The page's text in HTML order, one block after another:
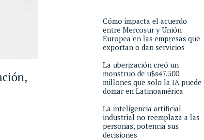
Cómo impacta el acuerdo
entre Mercosur y Unión
Europea en las empresas que
exportan o dan servicios
La uberización creó un
monstruo de u$s47.500
millones que solo la IA puede
domar en Latinoamérica
La inteligencia artificial
industrial no reemplaza a las
personas, potencia sus
decisiones